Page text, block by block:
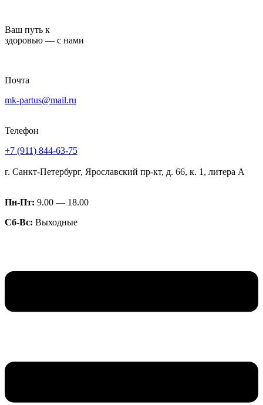
содержимому
Ваш путь к
здоровью — с нами
Почта
mk-partus@mail.ru
Телефон
+7 (911) 844-63-75
г. Санкт-Петербург, Ярославский пр-кт, д. 66, к. 1, литера А
Пн-Пт: 9.00 — 18.00
Сб-Вс: Выходные